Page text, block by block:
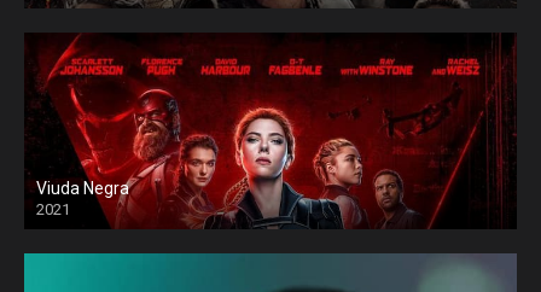
Viuda Negra
2021